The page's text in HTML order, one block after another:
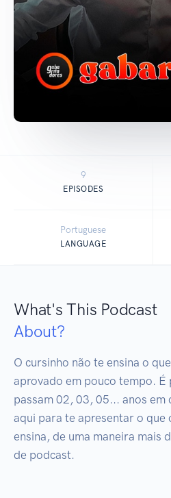
9
EPISODES
Portuguese
LANGUAGE
What's This Podcast
About?
O cursinho não te ensina o
aprovado em pouco tempo. É
passam 02, 03, 05... anos em
aqui para te apresentar o que
ensina, de uma maneira mais
de podcast.